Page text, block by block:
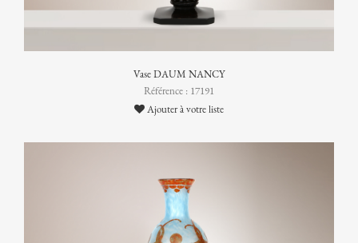
Vase DAUM NANCY
Référence : 17191
Ajouter à votre liste